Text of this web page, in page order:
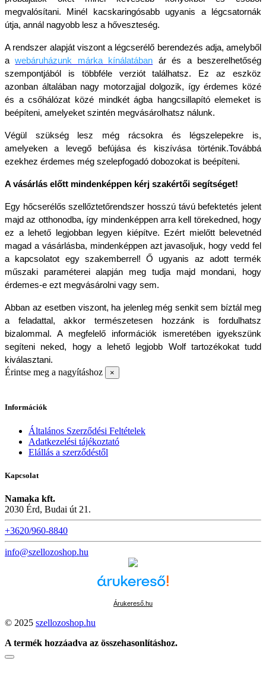
megvalósítani. Minél kacskaringósabb ugyanis a légcsatornák
útja, annál nagyobb lesz a hőveszteség.
A rendszer alapját viszont a légcserélő berendezés adja, amelyből
a webáruházunk márka kínálatában ár és a beszerelhetőség
szempontjából is többféle verziót találhatsz. Ez az eszköz
azonban általában nagy motorzajjal dolgozik, így érdemes közé
és a csőhálózat közé mindkét ágba hangcsillapító elemeket is
beépíteni, amelyeket szintén megvásárolhatsz nálunk.
Végül szükség lesz még rácsokra és légszelepekre is,
amelyeken a levegő befújása és kiszívása történik.Továbbá
ezekhez érdemes még szelepfogadó dobozokat is beépíteni.
A vásárlás előtt mindenképpen kérj szakértői segítséget!
Egy hőcserélős szellőztetőrendszer hosszú távú befektetés jelent
majd az otthonodba, így mindenképpen arra kell törekedned, hogy
ez a lehető legjobban legyen kiépítve. Ezért mielőtt belevetnéd
magad a vásárlásba, mindenképpen azt javasoljuk, hogy vedd fel
a kapcsolatot egy szakemberrel! Ő ugyanis az adott termék
műszaki paraméterei alapján meg tudja majd mondani, hogy
érdemes-e ezt megvásárolni vagy sem.
Abban az esetben viszont, ha jelenleg még senkit sem bíztál meg
a feladattal, akkor természetesen hozzánk is fordulhatsz
bizalommal. A megfelelő információk ismeretében igyekszünk
segíteni neked, hogy a lehető legjobb Wolf tartozékokat tudd
kiválasztani.
Érintse meg a nagyításhoz ×
Információk
Általános Szerződési Feltételek
Adatkezelési tájékoztató
Elállás a szerződéstől
Kapcsolat
Namaka kft.
2030 Érd, Budai út 21.
+3620/960-8840
info@szellozoshop.hu
Árukereső.hu
© 2025 szellozoshop.hu
A termék hozzáadva az összehasonlításhoz.